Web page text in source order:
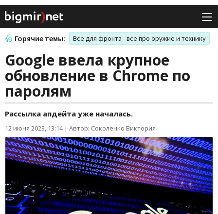
Горячие темы: Все для фронта - все про оружие и технику
Google ввела крупное
обновление в Chrome по
паролям
Рассылка апдейта уже началась.
12 июня 2023, 13:14| Автор: Соколенко Виктория